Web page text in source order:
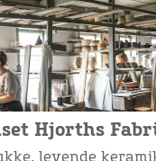
Hjorths
levende